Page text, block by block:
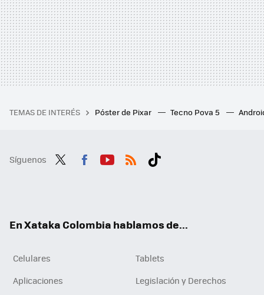
TEMAS DE INTERÉS Póster de Pixar Tecno Pova 5
Síguenos
En Xataka Colombia hablamos de...
Celulares
Tablets
Aplicaciones
Legislación y Derechos